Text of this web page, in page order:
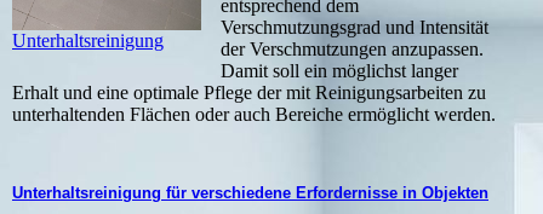
Unterhaltsreinigung
entsprechend dem
Verschmutzungsgrad und Intensität
der Verschmutzungen anzupassen.
Damit soll ein möglichst langer
Erhalt und eine optimale Pflege der mit Reinigungsarbeiten zu
unterhaltenden Flächen oder auch Bereiche ermöglicht werden.
Unterhaltsreinigung für verschiedene Erfordernisse in Objekten